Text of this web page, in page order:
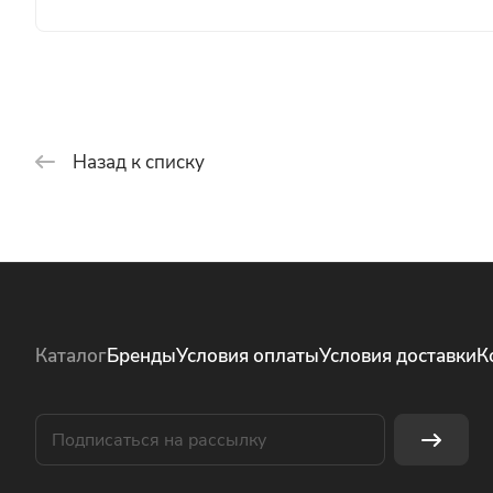
Назад к списку
КаталогБрендыУсловия оплатыУсловия доставки